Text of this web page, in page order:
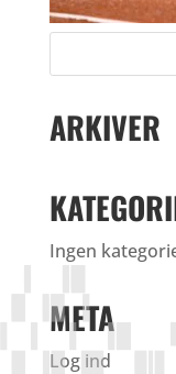
ARKIVER
Ingen
META
Log ind